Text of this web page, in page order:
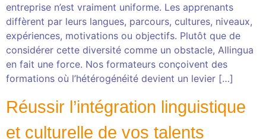
entreprise n’est vraiment uniforme. Les apprenants
diffèrent par leurs langues, parcours, cultures, niveaux,
expériences, motivations ou objectifs. Plutôt que de
considérer cette diversité comme un obstacle, Allingua
en fait une force. Nos formateurs conçoivent des
formations où l’hétérogénéité devient un levier […]
Réussir l’intégration linguistique
et culturelle de vos talents